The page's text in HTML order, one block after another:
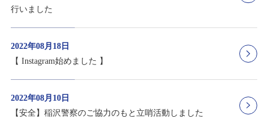
行いました
2022年08月18日
【 Instagram始めました 】
2022年08月10日
【安全】稲沢警察のご協力のもと立哨活動しました